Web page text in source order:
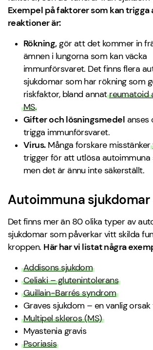
Exempel på faktorer som kan
reaktioner är:
Rökning,gör att det kommer in
ämnen i lungorna som kan väcka
immunförsvaret. Det finns flera
sjukdomar som har rökning som
riskfaktor, bland annatreumatoid
MS.
Gifter och lösningsmedel anses
trigga immunförsvaret.
Virus.Många forskare misstänker
trigger för att utlösa autoimmuna
men det är ännu inte säkerställt.
Autoimmuna
Det finns mer än 80 olika typer av
sjukdomar som påverkar vitt skilda
kroppen. Här har vi listat några
Addisons sjukdom
Celiaki – glutenintolerans
Guillain-Barrés syndrom
Graves sjukdom – en vanlig
Multipel skleros (MS)
Myastenia gravis
Psoriasis